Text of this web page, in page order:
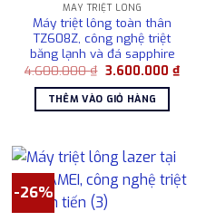
₫.
MÁY TRIỆT LÔNG
Máy triệt lông toàn thân
TZ608Z, công nghệ triệt
băng lạnh và đá sapphire
4.600.000₫ Giá
là:
4.600.000 ₫.
3.600.000 ₫Giá
hiện
THÊM VÀO GIỎ HÀNG
-26%